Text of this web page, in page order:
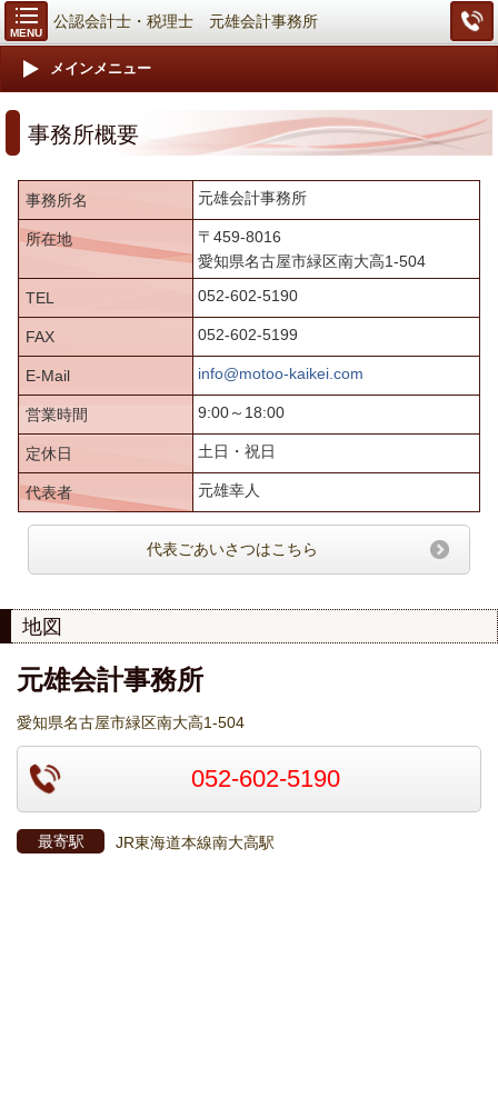
MENU
公認会計士・税理士 元雄会計事務所
メインメニュー
事務所概要
事務所名 元雄会計事務所
所在地
〒459-8016
愛知県名古屋市緑区南大高1-504
TEL 052-602-5190
FAX 052-602-5199
E-Mail info@motoo-kaikei.com
営業時間 9:00～18:00
定休日 土日・祝日
代表者 元雄幸人
代表ごあいさつはこちら
地図
元雄会計事務所
愛知県名古屋市緑区南大高1-504
052-602-5190
最寄駅 JR東海道本線南大高駅